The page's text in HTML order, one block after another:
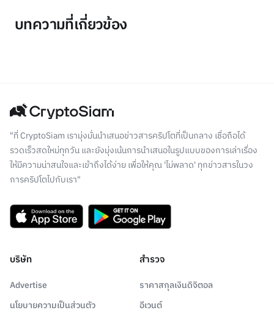
บทความที่เกี่ยวข้อง
"ที่ CryptoSiam เรามุ่งมั่นนำเสนอข่าวสารคริปโตที่เป็นกลาง เชื่อถือได้
รวดเร็วสดใหม่ทุกวัน และยังมุ่งเน้นการนำเสนอในรูปแบบของการเล่าเรื่อง
ให้มีความน่าสนใจและเข้าถึงได้ง่าย เพื่อให้คุณ 'ไม่พลาด' ทุกข่าวสารในวง
การคริปโตไปกับเรา"
บริษัท
Advertise
นโยบายความเป็นส่วนตัว
สำรวจ
ราคาสกุลเงินดิจิตอล
อีเวนต์